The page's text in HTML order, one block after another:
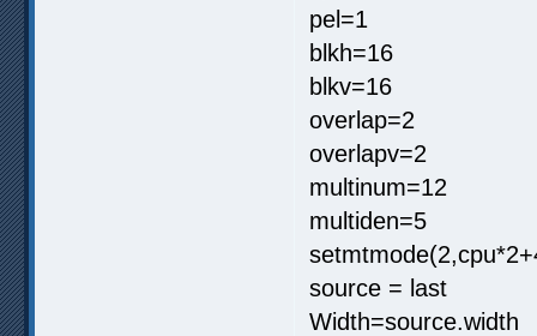
pel=1
blkh=16
blkv=16
overlap=2
overlapv=2
multinum=12
multiden=5
source = last
Width=source.width